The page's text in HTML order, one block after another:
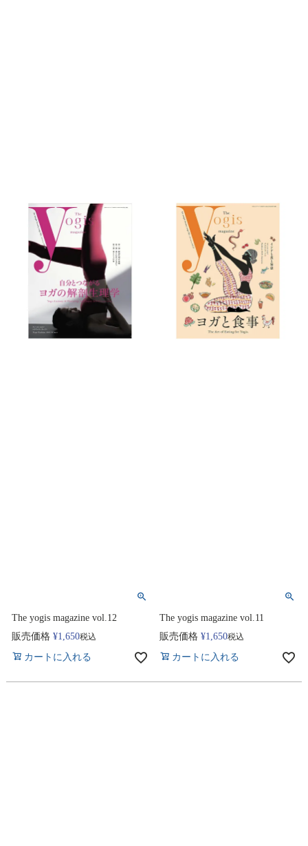
The yogis magazine vol.12
販売価格 ¥1,650税込
カートに入れる
The yogis magazine vol.11
販売価格 ¥1,650税込
カートに入れる